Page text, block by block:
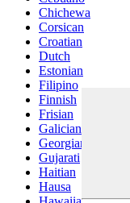
Chichewa
Corsican
Croatian
Dutch
Estonian
Filipino
Finnish
Frisian
Galician
Georgian
Gujarati
Haitian
Hausa